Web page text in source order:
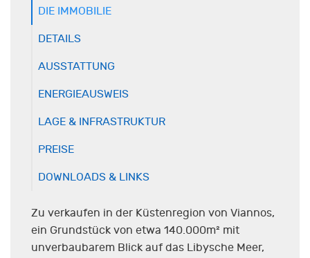
DIE IMMOBILIE
DETAILS
AUSSTATTUNG
ENERGIEAUSWEIS
LAGE & INFRASTRUKTUR
PREISE
DOWNLOADS & LINKS
Zu verkaufen in der Küstenregion von Viannos,
ein Grundstück von etwa 140.000m² mit
unverbaubarem Blick auf das Libysche Meer,